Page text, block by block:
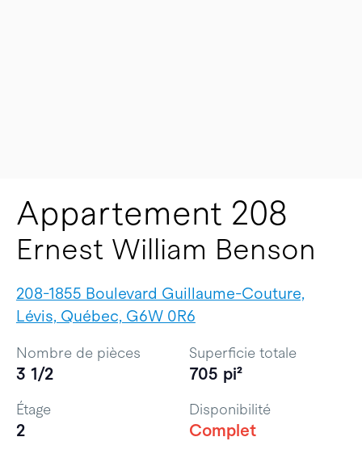
Appartement 208
Ernest William Benson
208-1855 Boulevard Guillaume-Couture,
Lévis, Québec, G6W 0R6
Nombre de pièces
3 1/2
Superficie totale
705 pi²
Étage
2
Disponibilité
Complet